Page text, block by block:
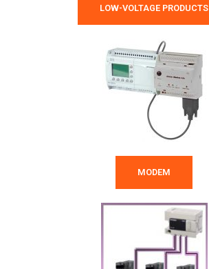
LOW-VOLTAGE PRODUCTS
MODEM